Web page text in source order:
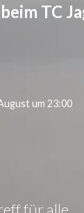
TC
um 23:00
für alle